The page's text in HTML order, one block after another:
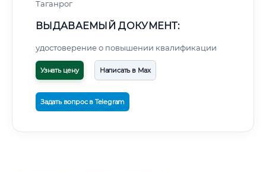
Таганрог
ВЫДАВАЕМЫЙ ДОКУМЕНТ:
удостоверение о повышении квалификации
Узнать цену Написать в Max
Задать вопрос в Telegram